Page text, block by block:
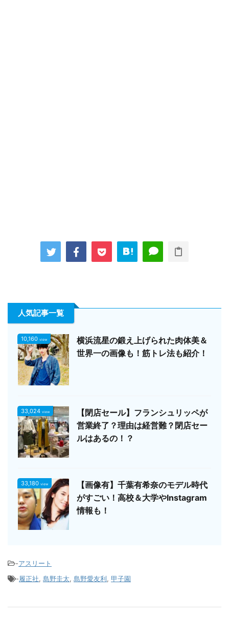
人気記事一覧
10,160 view
横浜流星の鍛え上げられた肉体美＆
世界一の画像も！筋トレ法も紹介！
33,024 view
【閉店セール】フランシュリッペが
営業終了？理由は経営難？閉店セー
ルはあるの！？
33,180 view
【画像有】千葉有希奈のモデル時代
がすごい！高校＆大学やInstagram
情報も！
-アスリート
-履正社, 島野圭太, 島野愛友利, 甲子園